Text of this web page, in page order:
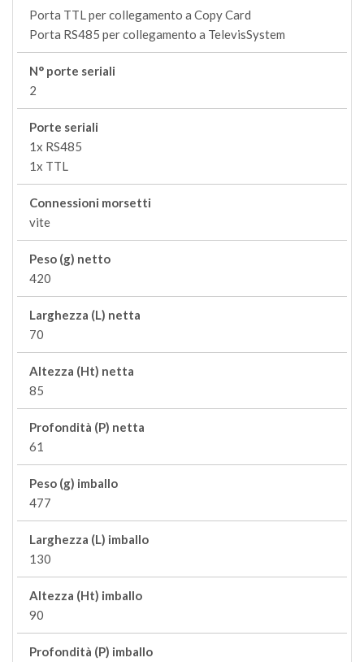
Porta TTL per collegamento a Copy Card
Porta RS485 per collegamento a TelevisSystem
N° porte seriali
2
Porte seriali
1x RS485
1x TTL
Connessioni morsetti
vite
Peso (g) netto
420
Larghezza (L) netta
70
Altezza (Ht) netta
85
Profondità (P) netta
61
Peso (g) imballo
477
Larghezza (L) imballo
130
Altezza (Ht) imballo
90
Profondità (P) imballo